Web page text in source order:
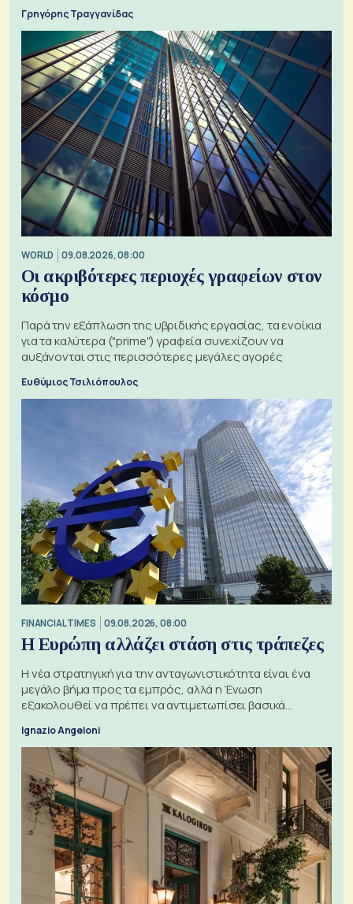
Γρηγόρης Τραγγανίδας
WORLD 09.08.2026, 08:00
Οι ακριβότερες περιοχές γραφείων στον
κόσμο
Παρά την εξάπλωση της υβριδικής εργασίας, τα ενοίκια
για τα καλύτερα ("prime") γραφεία συνεχίζουν να
αυξάνονται στις περισσότερες μεγάλες αγορές
Ευθύμιος Τσιλιόπουλος
FINANCIAL TIMES 09.08.2026, 08:00
Η Ευρώπη αλλάζει στάση στις τράπεζες
Η νέα στρατηγική για την ανταγωνιστικότητα είναι ένα
μεγάλο βήμα προς τα εμπρός, αλλά η Ένωση
εξακολουθεί να πρέπει να αντιμετωπίσει βασικά
Ignazio Angeloni